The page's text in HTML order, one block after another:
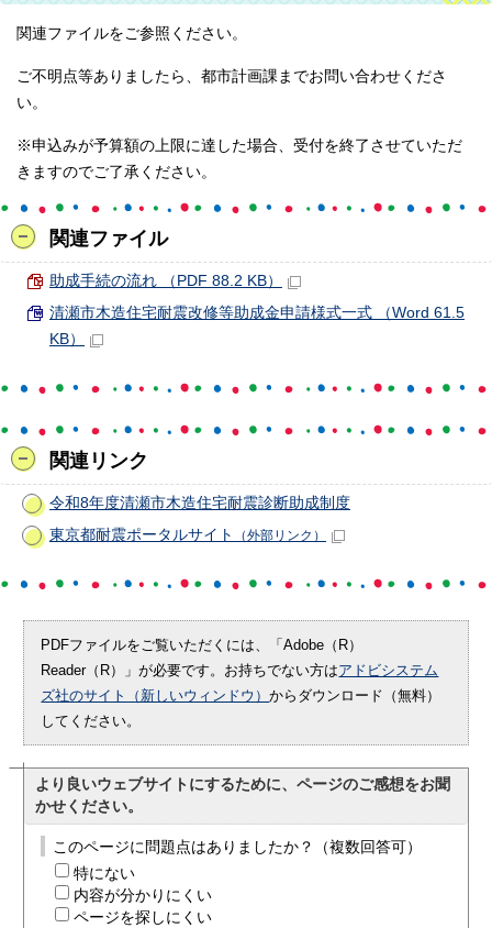
関連ファイルをご参照ください。
ご不明点等ありましたら、都市計画課までお問い合わせくださ
い。
※申込みが予算額の上限に達した場合、受付を終了させていただ
きますのでご了承ください。
関連ファイル
助成手続の流れ （PDF 88.2 KB）
清瀬市木造住宅耐震改修等助成金申請様式一式 （Word 61.5
KB）
関連リンク
令和8年度清瀬市木造住宅耐震診断助成制度
東京都耐震ポータルサイト
（外部リンク）
PDFファイルをご覧いただくには、「Adobe（R）
Reader（R）」が必要です。お持ちでない方はアドビシステム
ズ社のサイト（新しいウィンドウ）からダウンロード（無料）
してください。
より良いウェブサイトにするために、ページのご感想をお聞
かせください。
このページに問題点はありましたか？（複数回答可）
特にない
内容が分かりにくい
ページを探しにくい